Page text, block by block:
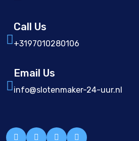
Call Us
+3197010280106
Email Us
info@slotenmaker-24-uur.nl